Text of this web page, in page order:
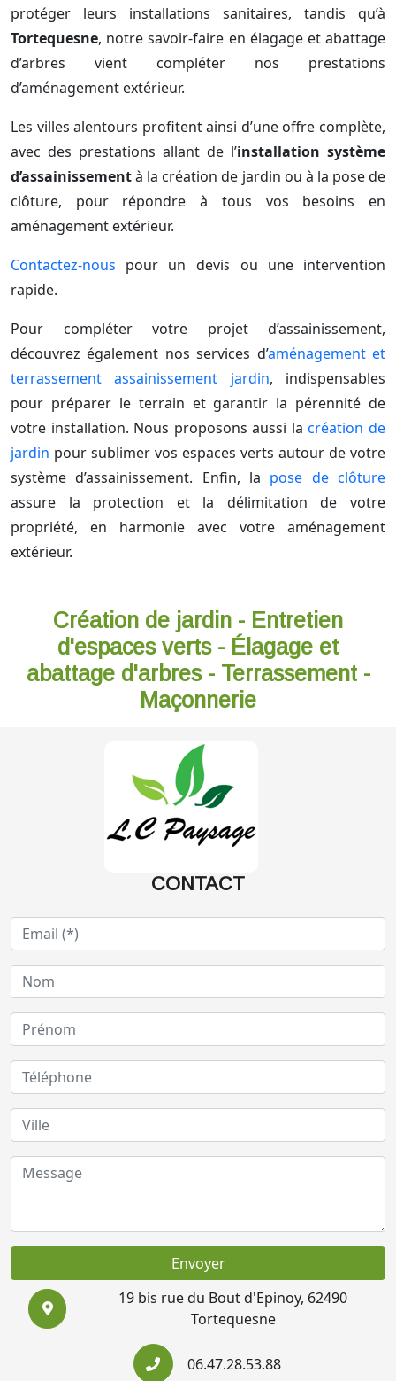
protéger leurs installations sanitaires, tandis qu’à
Tortequesne, notre savoir-faire en élagage et abattage
d’arbres vient compléter nos prestations
d’aménagement extérieur.
Les villes alentours profitent ainsi d’une offre complète,
avec des prestations allant de l’installation système
d’assainissementà la création de jardin ou à la pose de
clôture, pour répondre à tous vos besoins en
aménagement extérieur.
Contactez-nous pour un devis ou une intervention
rapide.
Pour compléter votre projet d’assainissement,
découvrez également nos services d’aménagement et
terrassement assainissement jardin, indispensables
pour préparer le terrain et garantir la pérennité de
votre installation. Nous proposons aussi lacréation de
jardin pour sublimer vos espaces verts autour de votre
système d’assainissement. Enfin, la pose de clôture
assure la protection et la délimitation de votre
propriété, en harmonie avec votre aménagement
extérieur.
Création de jardin - Entretien
d'espaces verts - Élagage et
abattage d'arbres - Terrassement -
Maçonnerie
CONTACT
Envoyer
19 bis rue du Bout d'Epinoy, 62490
Tortequesne
06.47.28.53.88